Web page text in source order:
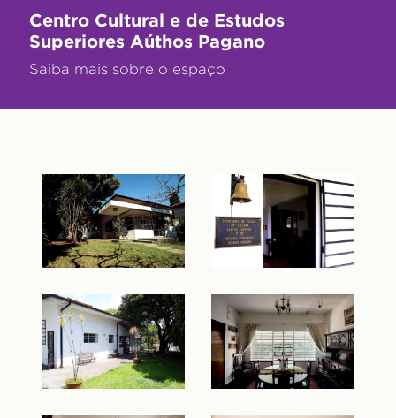
Centro Cultural e de Estudos
Superiores Aúthos Pagano
Saiba mais sobre o espaço